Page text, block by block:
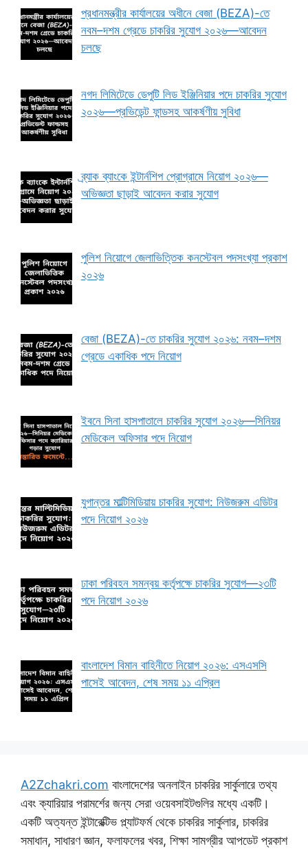
প্রধানমন্ত্রীর কার্যালয়ের অধীনে বেজা (BEZA)-তে
নবম–দশম গ্রেডে চাকরির সুযোগ ২০২৬—আবেদন
চলছে
নগদ লিমিটেডে ডেপুটি লিড ইঞ্জিনিয়ার পদে চাকরির সুযোগ
২০২৬—প্রভিডেন্ট ফান্ডসহ আকর্ষণীয় সুবিধা
ব্র্যাক ব্যাংকে ইন্টার্নশিপ প্রোগ্রামে নিয়োগ ২০২৬—
অভিজ্ঞতা ছাড়াই আবেদন করার সুযোগ
পুলিশ নিয়োগে জেলাভিত্তিক কনস্টেবল পদসংখ্যা প্রকাশ
২০২৬
বেজা (BEZA)-তে চাকরির সুযোগ ২০২৬: নবম–দশম
গ্রেডে একাধিক পদে নিয়োগ
ইবনে সিনা হাসপাতালে চাকরির সুযোগ ২০২৬—সিনিয়র
মেডিকেল অফিসার পদে নিয়োগ
যুগান্তর মাল্টিমিডিয়ায় চাকরির সুযোগ: নিউজরুম এডিটর
পদে নিয়োগ ২০২৬
ঢাকা পরিবহন সমন্বয় কর্তৃপক্ষে চাকরির সুযোগ—২৩টি
পদে নিয়োগ ২০২৬
বাংলাদেশ বিমান বাহিনীতে নিয়োগ ২০২৬: এসএসসি
পাসেই আবেদন, শেষ সময় ১১ এপ্রিল
A2Zchakri.com বাংলাদেশের অনলাইন চাকরির সার্কুলারে তথ্য
এবং ক্যারিয়ার পরামর্শের জন্য সেরা ওয়েবসাইটগুলির মধ্যে একটি।
একটি অত্যন্ত ইন্টারেক্টিভ প্ল্যাটফর্ম থেকে চাকরির সার্কুলার, চাকরির
সমাধান, সাধারণ জ্ঞান, ফলাফলের খবর, শিক্ষা সামগ্রীর আপডেট প্রকাশ